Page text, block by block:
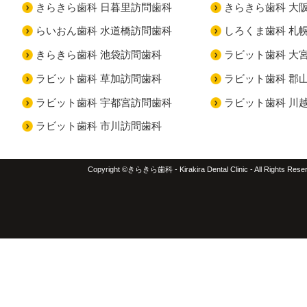
きらきら歯科 日暮里訪問歯科 きらきら歯科 大
らいおん歯科 水道橋訪問歯科 しろくま歯科 札
きらきら歯科 池袋訪問歯科 ラビット歯科 大
ラビット歯科 草加訪問歯科 ラビット歯科 郡
ラビット歯科 宇都宮訪問歯科 ラビット歯科 川
ラビット歯科 市川訪問歯科
Copyright ©きらきら歯科 - Kirakira Dental Clinic - All Rights